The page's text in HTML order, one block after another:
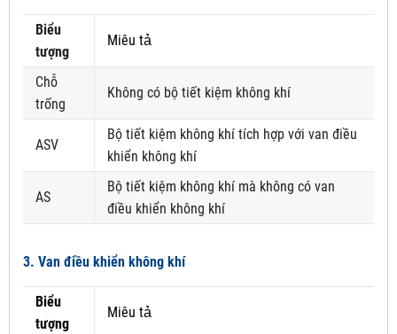
Biểu
tượng
Miêu tả
Chỗ
trống
Không có bộ tiết kiệm không khí
ASV
Bộ tiết kiệm không khí tích hợp với van điều
khiển không khí
AS
Bộ tiết kiệm không khí mà không có van
điều khiển không khí
3. Van điều khiển không khí
Biểu
tượng
Miêu tả